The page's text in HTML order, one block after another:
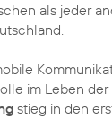
als jeder
im Leben der
stieg in den